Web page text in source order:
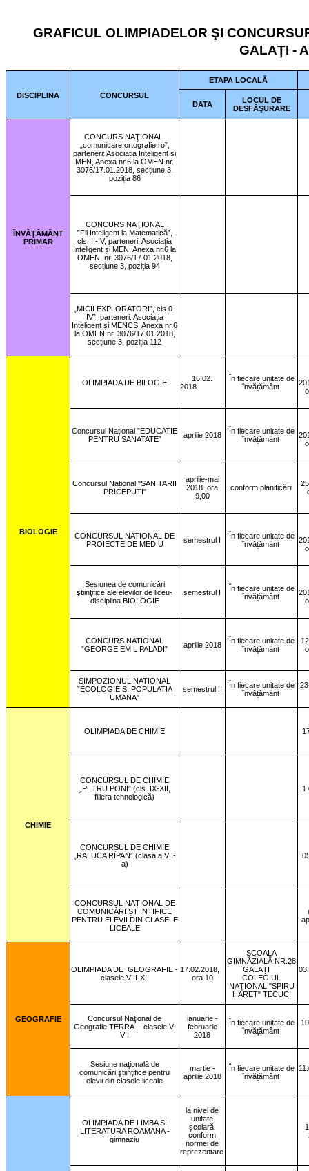
GRAFICUL OLIMPIADELOR ŞI
GALAȚI -
DISCIPLINA CONCURSUL
ETAPA LOCALĂ
DATA
LOCUL DE
DESFĂŞURARE
ÎNVĂŢĂMÂNT
PRIMAR
CONCURS NAŢIONAL
„comunicare.ortografie.ro”,
parteneri: Asociația Inteligent și
MEN, Anexa nr.6 la OMEN nr.
3076/17.01.2018, secțiune 3,
poziția 86
CONCURS NAŢIONAL
”Fii Inteligent la Matematică”,
cls. II-IV, parteneri: Asociația
Inteligent și MEN, Anexa nr.6 la
OMEN nr. 3076/17.01.2018,
secțiune 3, poziția 94
„MICII EXPLORATORI”, cls 0-
IV”, parteneri: Asociația
Inteligent și MENCS, Anexa nr.6
la OMEN nr. 3076/17.01.2018,
secțiune 3, poziția 112
BIOLOGIE
OLIMPIADA DE BILOGIE
16.02.
2018
În fiecare unitate de
învățământ
Concursul Național ”EDUCATIE
PENTRU SANATATE”
aprilie 2018
În fiecare unitate de
învățământ
Concursul Național "SANITARII
PRICEPUTI"
aprilie-mai
2018 ora
9,00
conform planificării
CONCURSUL NATIONAL DE
PROIECTE DE MEDIU
semestrul I
În fiecare unitate de
învățământ
Sesiunea de comunicări
ştiinţifice ale elevilor de liceu-
disciplina BIOLOGIE
semestrul I
În fiecare unitate de
învățământ
CONCURS NATIONAL
”GEORGE EMIL PALADI”
aprilie 2018
În fiecare unitate de
învățământ
SIMPOZIONUL NATIONAL
”ECOLOGIE SI POPULATIA
UMANA”
semestrul II
În fiecare unitate de
învățământ
CHIMIE
OLIMPIADA DE CHIMIE
CONCURSUL DE CHIMIE
„PETRU PONI” (cls. IX-XII,
filiera tehnologică)
CONCURSUL DE CHIMIE
„RALUCA RÎPAN” (clasa a VII-
a)
CONCURSUL NAȚIONAL DE
COMUNICĂRI ȘTIINȚIFICE
PENTRU ELEVII DIN CLASELE
LICEALE
GEOGRAFIE
OLIMPIADA DE GEOGRAFIE -
clasele VIII-XII
17.02.2018,
ora 10
ŞCOALA
GIMNAZIALĂ NR.28
GALAȚI
COLEGIUL
NAŢIONAL "SPIRU
HARET" TECUCI
Concursul Naţional de
Geografie TERRA - clasele V-
VII
ianuarie -
februarie
2018
În fiecare unitate de
învăţământ
Sesiune naţională de
comunicări ştiinţifice pentru
elevii din clasele liceale
martie -
aprilie 2018
În fiecare unitate de
învățământ
OLIMPIADA DE LIMBA SI
LITERATURA ROAMANA -
gimnaziu
la nivel de
unitate
școlară,
conform
normei de
reprezentare